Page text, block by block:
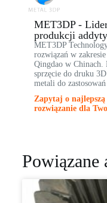
MET3DP -
produkcji
MET3DP
rozwiązań w
Qingdao w Chinach.
sprzęcie do druku
metali do zastosowań
Zapytaj o najlepszą
rozwiązanie dla
Powiązane